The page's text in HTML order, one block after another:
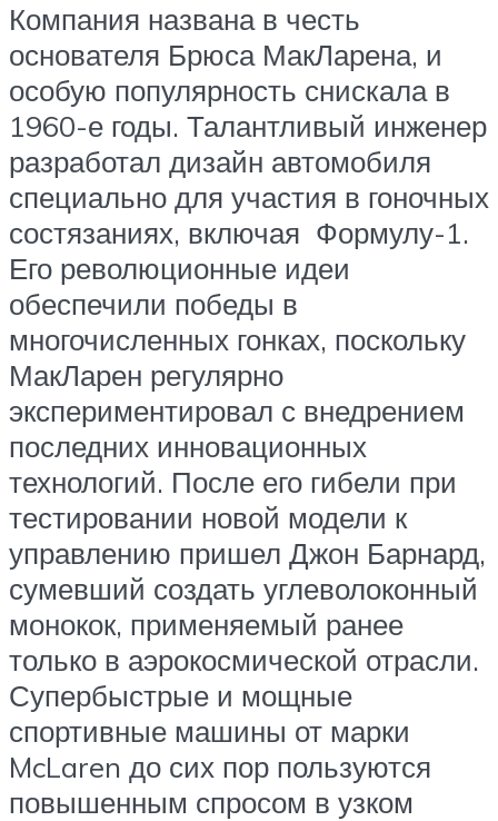
Компания названа в честь
основателя Брюса МакЛарена, и
особую популярность снискала в
1960-е годы. Талантливый инженер
разработал дизайн автомобиля
специально для участия в гоночных
состязаниях, включая Формулу-1.
Его революционные идеи
обеспечили победы в
многочисленных гонках, поскольку
МакЛарен регулярно
экспериментировал с внедрением
последних инновационных
технологий. После его гибели при
тестировании новой модели к
управлению пришел Джон Барнард,
сумевший создать углеволоконный
монокок, применяемый ранее
только в аэрокосмической отрасли.
Супербыстрые и мощные
спортивные машины от марки
McLaren до сих пор пользуются
повышенным спросом в узком